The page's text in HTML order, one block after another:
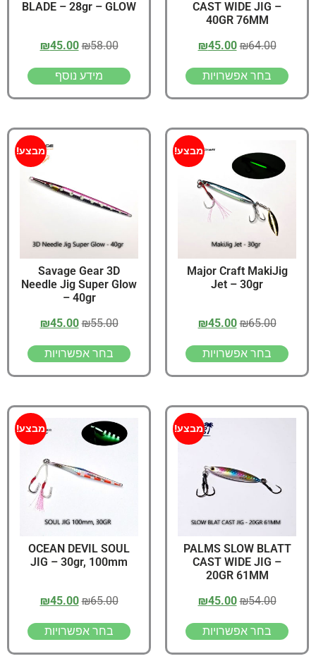
CAST WIDE JIG –
40GR 76MM
₪64.00
₪45.00
בחר אפשרויות
BLADE – 28gr – GLOW
₪58.00
₪45.00
מידע נוסף
מבצע!
Major Craft MakiJig
Jet – 30gr
₪65.00
₪45.00
בחר אפשרויות
מבצע!
Savage Gear 3D
Needle Jig Super Glow
– 40gr
₪55.00
₪45.00
בחר אפשרויות
מבצע!
PALMS SLOW BLATT
CAST WIDE JIG –
20GR 61MM
₪54.00
₪45.00
בחר אפשרויות
מבצע!
OCEAN DEVIL SOUL
JIG – 30gr, 100mm
₪65.00
₪45.00
בחר אפשרויות